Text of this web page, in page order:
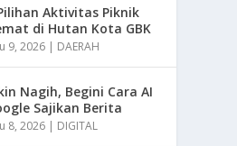
Aktivitas Piknik
di Hutan Kota GBK
9, 2026 | DAERAH
Nagih, Begini Cara AI
Sajikan Berita
8, 2026 | DIGITAL